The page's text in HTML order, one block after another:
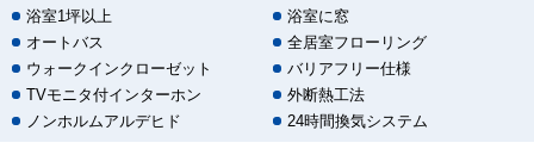
浴室1坪以上
浴室に窓
オートバス
全居室フローリング
ウォークインクローゼット
バリアフリー仕様
TVモニタ付インターホン
外断熱工法
ノンホルムアルデヒド
24時間換気システム